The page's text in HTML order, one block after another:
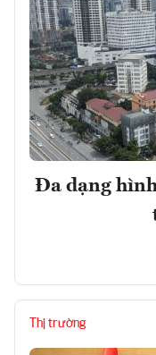
Đa dạng
Thị trường